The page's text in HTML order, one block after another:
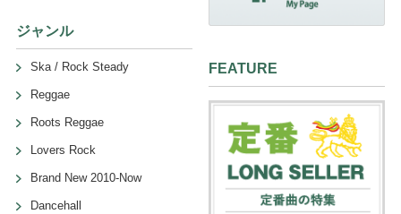
ジャンル
Ska / Rock Steady
Reggae
Roots Reggae
Lovers Rock
Brand New 2010-Now
Dancehall
FEATURE